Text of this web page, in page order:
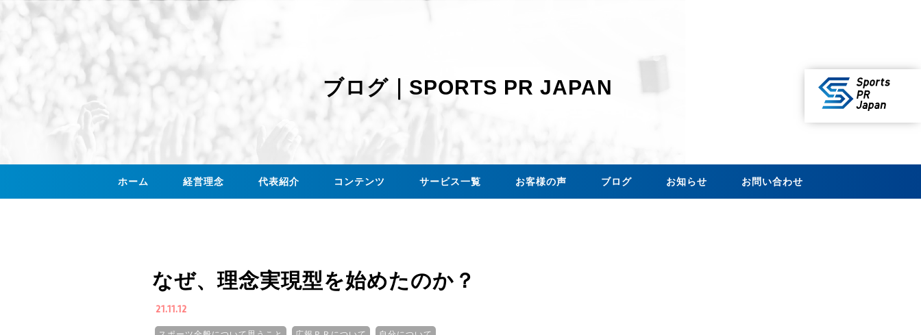
ブログ｜SPORTS PR JAPAN
ホーム 経営理念 代表紹介 コンテンツ サービス一覧 お客様の声 ブログ お知らせ お問い合わせ
なぜ、理念実現型を始めたのか？
21.11.12